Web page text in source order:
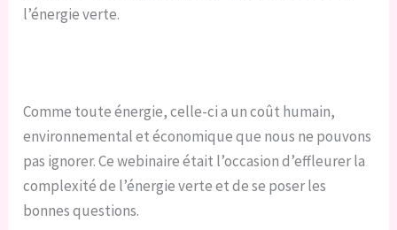
l’énergie verte.
Comme toute énergie, celle-ci a un coût humain,
environnemental et économique que nous ne pouvons
pas ignorer. Ce webinaire était l’occasion d’effleurer la
complexité de l’énergie verte et de se poser les
bonnes questions.